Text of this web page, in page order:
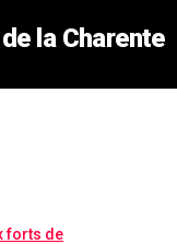
la Charente
forts de